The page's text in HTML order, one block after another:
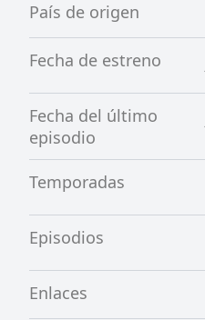
País de origen
Fecha de estreno
Fecha del último
episodio
Temporadas
Episodios
Enlaces